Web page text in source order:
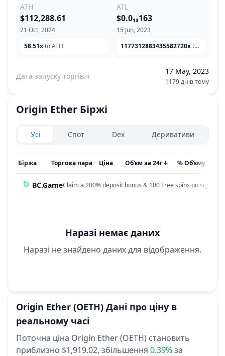
ATH
21 Oct, 2024
$112,288.61
58.51xto ATH
ATL
15 Jun, 2023
$0.0₁₃163
1177312883435582720xto ATL
Дата запуску торгівлі
17 May, 2023
1179 днів тому
Origin Ether Біржі
Exchanges type
Усі Спот Dex Деривативи
Біржа Торгова пара Ціна ↓
Об'єм за 24г % Об'єму
BC.GameClaim a 200% deposit bonus & 100 Free spins on sign up!
Наразі немає даних
Наразі не знайдено даних для відображення.
Origin Ether (OETH) Дані про ціну в
реальному часі
Поточна ціна Origin Ether (OETH) становить
приблизно $1,919.02, збільшення 0.39%за